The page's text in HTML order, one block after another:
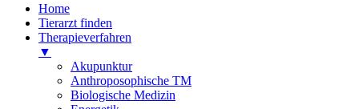
Home
Tierarzt finden
Therapieverfahren
▼
Akupunktur
Anthroposophische TM
Biologische Medizin